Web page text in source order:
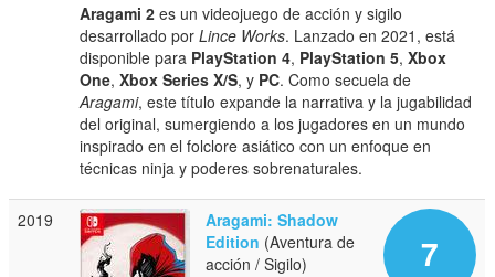
Aragami 2 es un videojuego de acción y sigilo
desarrollado porLince Works. Lanzado en 2021, está
disponible para PlayStation 4, PlayStation 5,Xbox
One,Xbox Series X/S, y PC. Como secuela de
Aragami, este título expande la narrativa y la jugabilidad
del original, sumergiendo a los jugadores en un mundo
inspirado en el folclore asiático con un enfoque en
técnicas ninja y poderes sobrenaturales.
2019
7
Aragami: Shadow
Edition (Aventura de
acción / Sigilo)